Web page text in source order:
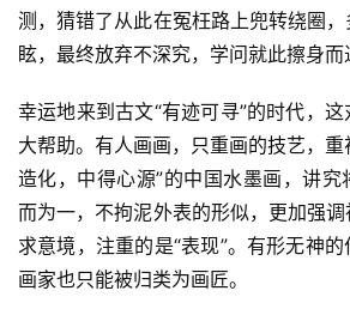
测，猜错了从此在冤枉路上兜转绕圈
眩，最终放弃不深究，学问就此擦身而
幸运地来到古文“有迹可寻”的时代，
大帮助。有人画画，只重画的技艺，重
造化，中得心源”的中国水墨画，讲
而为一，不拘泥外表的形似，更加强
求意境，注重的是“表现”。有形无神的
画家也只能被归类为画匠。